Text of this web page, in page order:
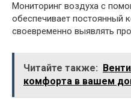
Мониторинг воздуха с
обеспечивает постоянный
своевременно выявлять
Читайте также:
комфорта в вашем